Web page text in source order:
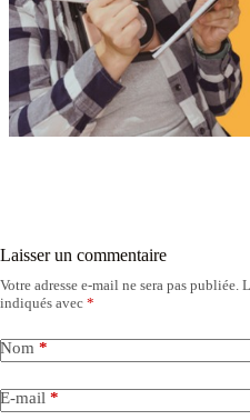
Laisser un commentaire
Votre adresse e-mail ne sera pas publiée.
indiqués avec *
Nom *
E-mail *